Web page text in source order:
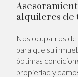
alquileres de
Nos ocupamos
para que su
óptimas
propiedad y